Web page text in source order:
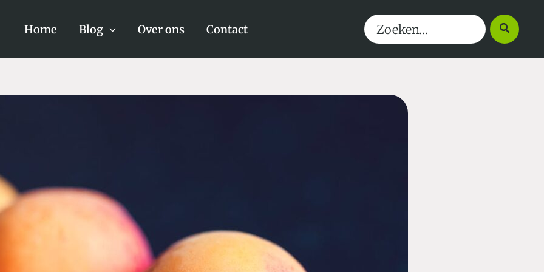
Home Blog Over ons Contact
Search
for: